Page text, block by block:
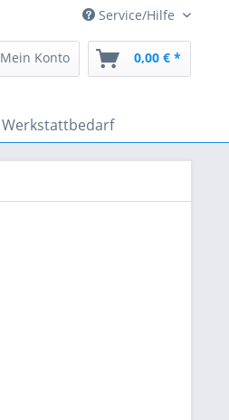
Service/Hilfe
Mein Konto 0,00 € *
Werkstattbedarf